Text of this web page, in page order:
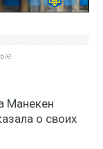
Манекен
о своих